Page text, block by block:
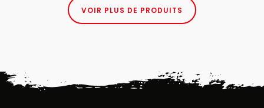
VOIR PLUS DE PRODUITS